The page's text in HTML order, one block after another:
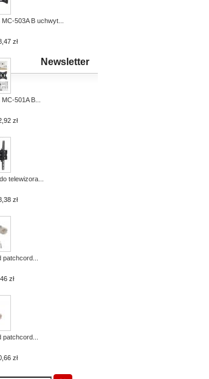
503A B uchwyt...
zł
501A B...
zł
telewizora...
zł
patchcord...
zł
patchcord...
zł
Newsletter